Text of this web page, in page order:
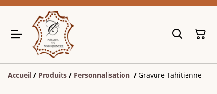
Accueil / Produits / Personnalisation / Gravure Tahitienne